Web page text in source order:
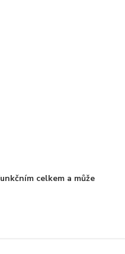
celkem a může